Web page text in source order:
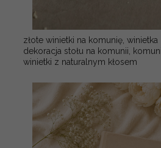
złote winietki na komunię, winietka
dekoracja stołu na komunii,
winietki z naturalnym kłosem